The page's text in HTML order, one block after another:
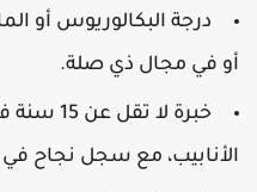
درجة البكالوريوس أو
أو في مجال ذي صلة.
خبرة لا
الأنابيب، مع سجل نجاح